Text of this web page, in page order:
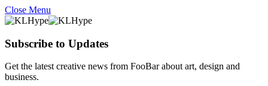
Close Menu
Subscribe to Updates
Get the latest creative news from FooBar about art, design and
business.